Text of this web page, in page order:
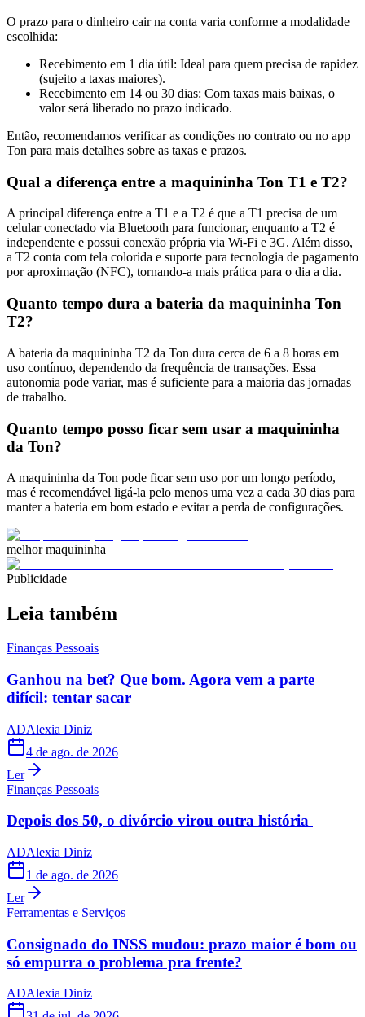
O prazo para o dinheiro cair na conta varia conforme a modalidade
escolhida:
Recebimento em 1 dia útil: Ideal para quem precisa de rapidez
(sujeito a taxas maiores).
Recebimento em 14 ou 30 dias: Com taxas mais baixas, o
valor será liberado no prazo indicado.
Então, recomendamos verificar as condições no contrato ou no app
Ton para mais detalhes sobre as taxas e prazos.
Qual a diferença entre a maquininha Ton T1 e T2?
A principal diferença entre a T1 e a T2 é que a T1 precisa de um
celular conectado via Bluetooth para funcionar, enquanto a T2 é
independente e possui conexão própria via Wi-Fi e 3G. Além disso,
a T2 conta com tela colorida e suporte para tecnologia de pagamento
por aproximação (NFC), tornando-a mais prática para o dia a dia.
Quanto tempo dura a bateria da maquininha Ton
T2?
A bateria da maquininha T2 da Ton dura cerca de 6 a 8 horas em
uso contínuo, dependendo da frequência de transações. Essa
autonomia pode variar, mas é suficiente para a maioria das jornadas
de trabalho.
Quanto tempo posso ficar sem usar a maquininha
da Ton?
A maquininha da Ton pode ficar sem uso por um longo período,
mas é recomendável ligá-la pelo menos uma vez a cada 30 dias para
manter a bateria em bom estado e evitar a perda de configurações.
melhor maquininha
Publicidade
Leia também
Finanças Pessoais
Ganhou na bet? Que bom. Agora vem a parte
difícil: tentar sacar
ADAlexia Diniz
4 de ago. de 2026
Ler
Finanças Pessoais
Depois dos 50, o divórcio virou outra história
ADAlexia Diniz
1 de ago. de 2026
Ler
Ferramentas e Serviços
Consignado do INSS mudou: prazo maior é bom ou
só empurra o problema pra frente?
ADAlexia Diniz